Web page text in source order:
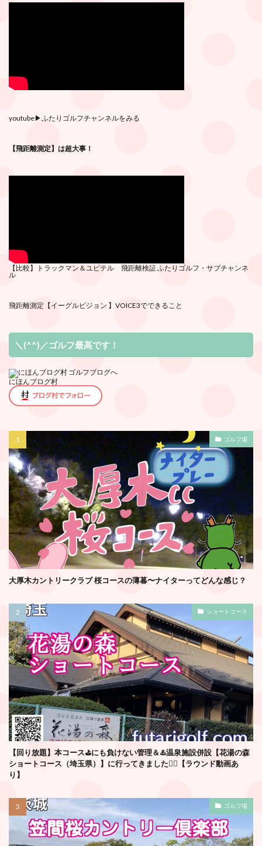
youtube▶︎ふたりゴルフチャンネルをみる
【飛距離測定】は超大事！
【比較】トラックマン＆ユピテル 飛距離検証ふたりゴルフ・サブチ ャンネ
ル
飛距離測定 【イーグルビジョン 】VOICE3でできること
＼(^^)／ゴルフ最高です！
にほんブログ村
ゴルフ場
大厚木カントリークラブ 桜コースの薄暮〜ナイターってどんな感じ？
ショートコース
【回り放題】本コース⛳️にも負けない管理＆♨️温泉施設併設【花湯の森
ショートコース（埼玉県）】に行ってきました🏌️‍♂️【ラウンド動画あ
り】
ゴルフ場